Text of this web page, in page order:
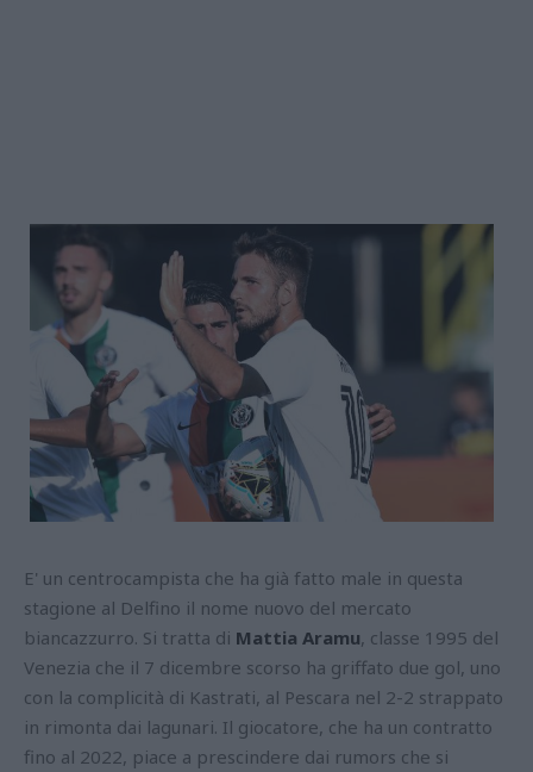
E' un centrocampista che ha già fatto male in questa
stagione al Delfino il nome nuovo del mercato
biancazzurro. Si tratta di Mattia Aramu, classe 1995 del
Venezia che il 7 dicembre scorso ha griffato due gol, uno
con la complicità di Kastrati, al Pescara nel 2-2 strappato
in rimonta dai lagunari. Il giocatore, che ha un contratto
fino al 2022, piace a prescindere dai rumors che si